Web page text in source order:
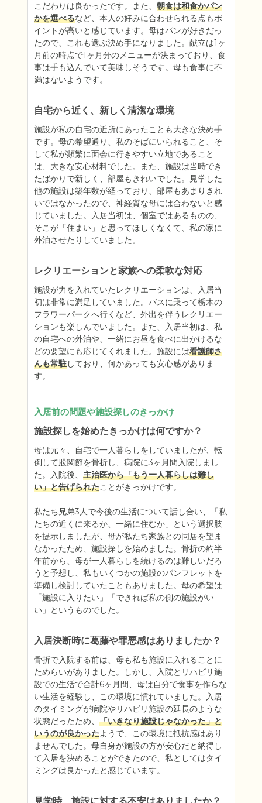
こだわりは良かったです。また、 朝食は和食かパン
かを選べるなど、本人の好みに合わせられる点もポ
イントが高いと感じています。母はパンが好きだっ
たので、これも選ぶ決め手になりました。献立は1ヶ
月前の時点で1ヶ月分のメニューが決まっており、食
事は手も込んでいて美味しそうです。母も食事に不
満はないようです。
自宅から近く、新しく清潔な環境
施設が私の自宅の近所にあったことも大きな決め手
です。母の希望通り、私のそばにいられること、そ
して私が頻繁に面会に行きやすい立地であること
は、大きな安心材料でした。また、施設は当時でき
たばかりで新しく、部屋もきれいでした。見学した
他の施設は築年数が経っており、部屋もあまりきれ
いではなかったので、神経質な母には合わないと感
じていました。入居当初は、個室ではあるものの、
そこが「住まい」と思ってほしくなくて、私の家に
外泊させたりしていました。
レクリエーションと家族への柔軟な対応
施設が力を入れていたレクリエーションは、入居当
初は非常に満足していました。バスに乗って栃木の
フラワーパークへ行くなど、外出を伴うレクリエー
ションも楽しんでいました。また、入居当初は、私
の自宅への外泊や、一緒にお昼を食べに出かけるな
どの要望にも応じてくれました。施設には看護師さ
んも常駐しており、何かあっても安心感がありま
す。
入居前の問題や施設探しのきっかけ
施設探しを始めたきっかけは何ですか？
母は元々、自宅で一人暮らしをしていましたが、転
倒して股関節を骨折し、病院に3ヶ月間入院しまし
た。入院後、 主治医から「もう一人暮らしは難し
い」と告げられたことがきっかけです。
私たち兄弟3人で今後の生活について話し合い、「私
たちの近くに来るか、一緒に住むか」という選択肢
を提示しましたが、母が私たち家族との同居を望ま
なかったため、施設探しを始めました。骨折の約半
年前から、母が一人暮らしを続けるのは難しいだろ
うと予想し、私もいくつかの施設のパンフレットを
準備し検討していたこともありました。母の希望は
「施設に入りたい」「できれば私の側の施設がい
入居決断時に葛藤や罪悪感はありましたか？
骨折で入院する前は、母も私も施設に入れることに
ためらいがありました。しかし、入院とリハビリ施
設での生活で合計6ヶ月間、母は自分で食事を作らな
い生活を経験し、この環境に慣れていました。入居
のタイミングが病院やリハビリ施設の延長のような
状態だったため、 「いきなり施設じゃなかった」と
いうのが良かったようで、この環境に抵抗感はあり
ませんでした。母自身が施設の方が安心だと納得し
て入居を決めることができたので、私としてはタイ
ミングは良かったと感じています。